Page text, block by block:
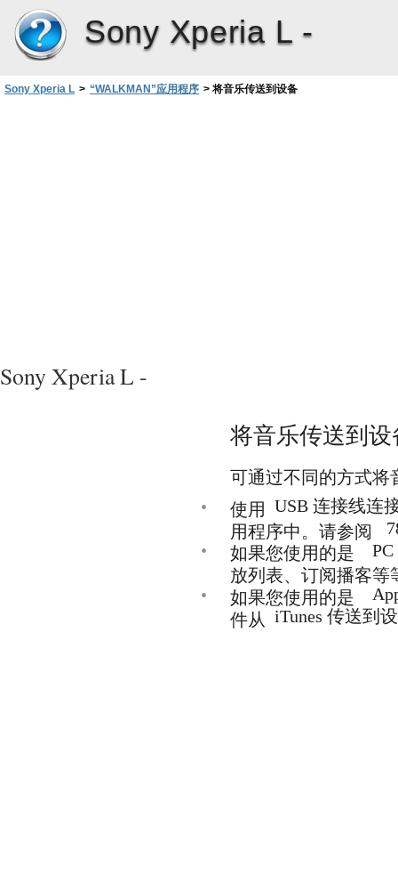
Sony Xperia L -
Sony Xperia L > “WALKMAN”应用程序 > 将音乐传送到设备
Sony Xperia L -
将音乐传送到设
可通过不同的方式将
•
使用 USB 连接线连
用程序中。请参阅
•
如果您使用的是
放列表、订阅播客等
•
如果您使用的是
件从 iTunes 传送到